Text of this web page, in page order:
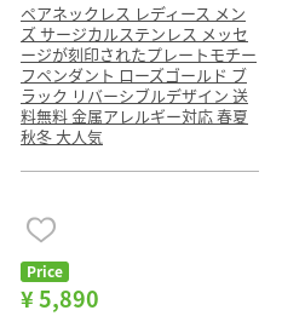
ペアネックレス レディース メン
ズ サージカルステンレス メッセ
ージが刻印されたプレートモチー
フペンダント ローズゴールド ブ
ラック リバーシブルデザイン 送
料無料 金属アレルギー対応 春夏
秋冬 大人気
Price
¥ 5,890